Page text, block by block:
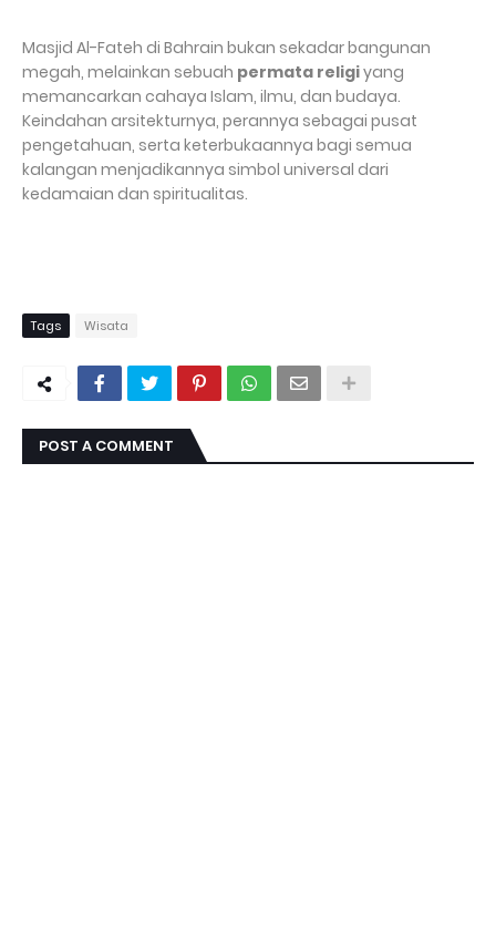
Masjid Al-Fateh di Bahrain bukan sekadar bangunan
megah, melainkan sebuah permata religiyang
memancarkan cahaya Islam, ilmu, dan budaya.
Keindahan arsitekturnya, perannya sebagai pusat
pengetahuan, serta keterbukaannya bagi semua
kalangan menjadikannya simbol universal dari
kedamaian dan spiritualitas.
Tags Wisata
POST A COMMENT